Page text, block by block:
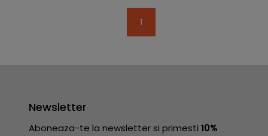
1
Newsletter
Aboneaza-te la newsletter si primesti 10%